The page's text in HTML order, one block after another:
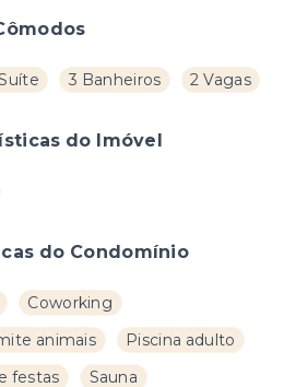
3 Banheiros 2 Vagas
do Imóvel
do Condomínio
Coworking
animais
Piscina adulto
festas Sauna